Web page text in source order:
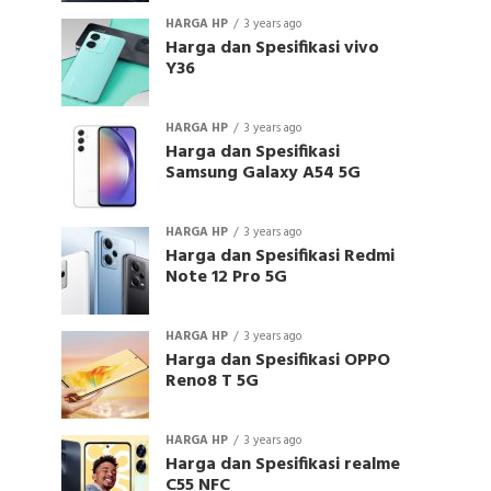
HARGA HP 3 years ago
Harga dan Spesifikasi vivo
Y36
HARGA HP 3 years ago
Harga dan Spesifikasi
Samsung Galaxy A54 5G
HARGA HP 3 years ago
Harga dan Spesifikasi Redmi
Note 12 Pro 5G
HARGA HP 3 years ago
Harga dan Spesifikasi OPPO
Reno8 T 5G
HARGA HP 3 years ago
Harga dan Spesifikasi realme